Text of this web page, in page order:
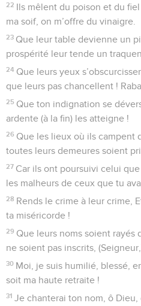
22 Ils mêlent du poison et du
ma soif, on m’offre du vinaigre.
23 Que leur table devienne un
prospérité leur tende un
24 Que leurs yeux
que leurs pas chancellent !
25 Que ton indignation se
ardente (à la fin) les atteigne !
26 Que les lieux où ils campent
toutes leurs demeures soient
27 Car ils ont poursuivi celui
les malheurs de ceux que tu
28 Rends le crime à leur crime,
ta miséricorde !
29 Que leurs noms soient rayés
ne soient pas inscrits,
30 Moi, je suis humilié, blessé,
soit ma haute retraite !
31 Je chanterai ton nom, ô Dieu,